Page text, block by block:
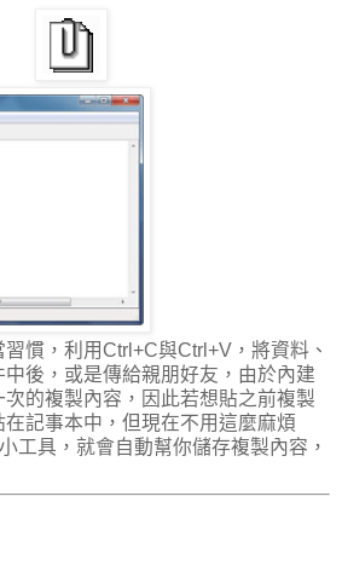
，利用Ctrl+C與Ctrl+V，將資料、
後，或是傳給親朋好友，由於內建
的複製內容，因此若想貼之前複製
記事本中，但現在不用這麼麻煩
工具，就會自動幫你儲存複製內容，